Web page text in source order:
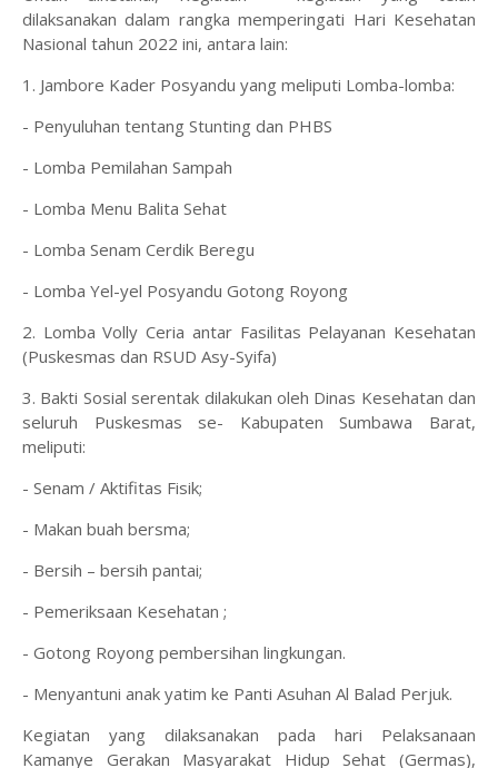
dilaksanakan dalam rangka memperingati Hari Kesehatan
Nasional tahun 2022 ini, antara lain:
1. Jambore Kader Posyandu yang meliputi Lomba-lomba:
- Penyuluhan tentang Stunting dan PHBS
- Lomba Pemilahan Sampah
- Lomba Menu Balita Sehat
- Lomba Senam Cerdik Beregu
- Lomba Yel-yel Posyandu Gotong Royong
2. Lomba Volly Ceria antar Fasilitas Pelayanan Kesehatan
(Puskesmas dan RSUD Asy-Syifa)
3. Bakti Sosial serentak dilakukan oleh Dinas Kesehatan dan
seluruh Puskesmas se- Kabupaten Sumbawa Barat,
meliputi:
- Senam / Aktifitas Fisik;
- Makan buah bersma;
- Bersih – bersih pantai;
- Pemeriksaan Kesehatan ;
- Gotong Royong pembersihan lingkungan.
- Menyantuni anak yatim ke Panti Asuhan Al Balad Perjuk.
Kegiatan yang dilaksanakan pada hari Pelaksanaan
Kamanye Gerakan Masyarakat Hidup Sehat (Germas),